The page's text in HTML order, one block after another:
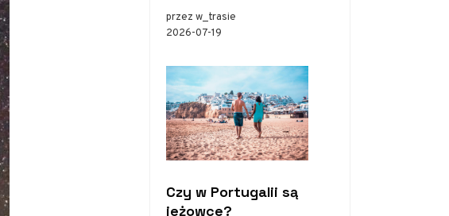
przez w_trasie
2026-07-19
Czy w Portugalii są
jeżowce?